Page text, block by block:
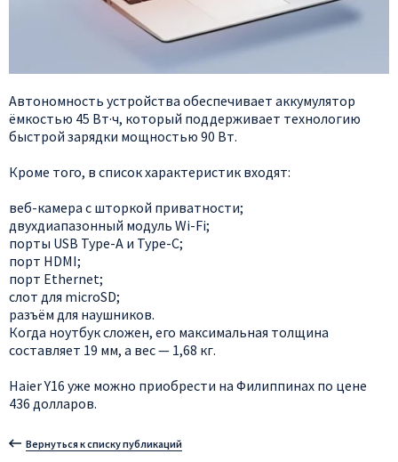
Автономность устройства обеспечивает аккумулятор
ёмкостью 45 Вт·ч, который поддерживает технологию
быстрой зарядки мощностью 90 Вт.
Кроме того, в список характеристик входят:
веб-камера с шторкой приватности;
двухдиапазонный модуль Wi-Fi;
порты USB Type-A и Type-C;
порт HDMI;
порт Ethernet;
слот для microSD;
разъём для наушников.
Когда ноутбук сложен, его максимальная толщина
составляет 19 мм, а вес — 1,68 кг.
Haier Y16 уже можно приобрести на Филиппинах по цене
436 долларов.
Вернуться к списку публикаций